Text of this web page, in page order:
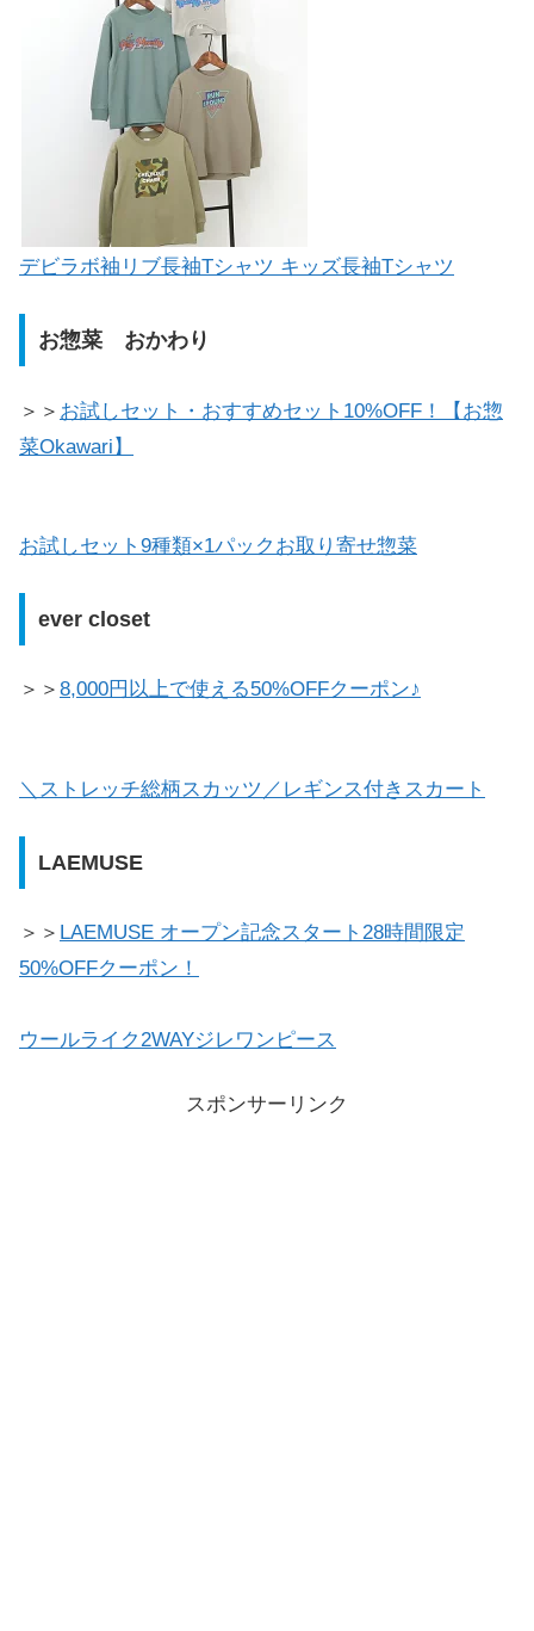
デビラボ袖リブ長袖Tシャツ キッズ長袖Tシャツ
お惣菜 おかわり
＞＞ お試しセット・おすすめセット10%OFF！【お惣
菜Okawari】
お試しセット9種類×1パックお取り寄せ惣菜
ever closet
＞＞ 8,000円以上で使える50%OFFクーポン♪
＼ストレッチ総柄スカッツ／レギンス付きスカート
LAEMUSE
＞＞ LAEMUSE オープン記念スタート28時間限定
50%OFFクーポン！
ウールライク2WAYジレワンピース
スポンサーリンク